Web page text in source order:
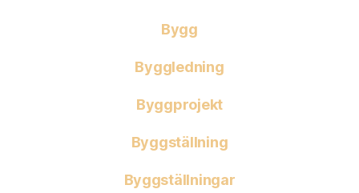
Bygg
Byggledning
Byggprojekt
Byggställning
Byggställningar